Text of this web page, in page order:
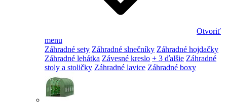
Otvoriť
menu
Záhradné sety Záhradné slnečníky Záhradné hojdačky
Záhradné lehátka Závesné kreslo + 3 ďalšie Záhradné
stoly a stoličky Záhradné lavice Záhradné boxy